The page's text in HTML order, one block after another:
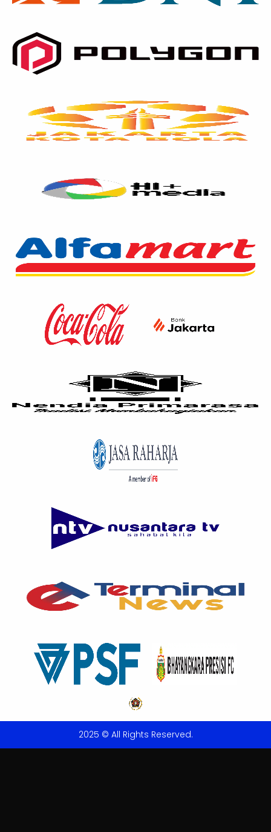
2025 © All Rights Reserved.